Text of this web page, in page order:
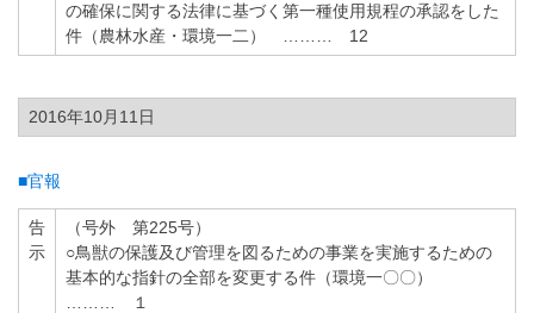
の確保に関する法律に基づく第一種使用規程の承認をした
件（農林水産・環境一二） ……… 12
2016年10月11日
■官報
告
示
（号外 第225号）
○鳥獣の保護及び管理を図るための事業を実施するための
基本的な指針の全部を変更する件（環境一〇〇）
……… １